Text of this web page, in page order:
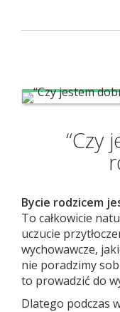
“Czy
Bycie rodzicem
To całkowicie
uczucie
wychowawcze,
nie poradzimy
to prowadzić do
Dlatego podczas